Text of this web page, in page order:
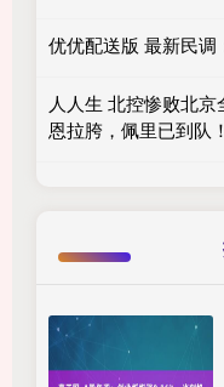
优优配送版 最新民
人人生 北控惨败北
恩拉胯，佩里已到队！